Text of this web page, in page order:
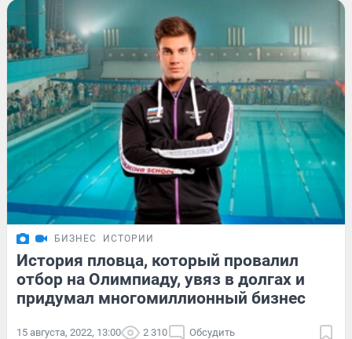
БИЗНЕС ИСТОРИИ
История пловца, который провалил
отбор на Олимпиаду, увяз в долгах и
придумал многомиллионный бизнес
15 августа, 2022, 13:00 2 310 Обсудить